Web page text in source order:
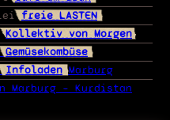
freie LASTEN
Kollektiv von Morgen
Gemüsekombüse
Infoladen Marburg
Marburg – Kurdistan